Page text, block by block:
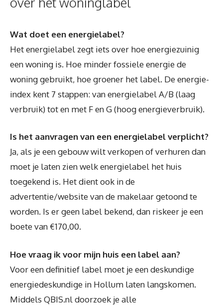
Wat doet een energielabel?
Het energielabel zegt iets over hoe energiezuinig
een woning is. Hoe minder fossiele energie de
woning gebruikt, hoe groener het label. De energie-
index kent 7 stappen: van energielabel A/B (laag
verbruik) tot en met F en G (hoog energieverbruik).
Is het aanvragen van een energielabel verplicht?
Ja, als je een gebouw wilt verkopen of verhuren dan
moet je laten zien welk energielabel het huis
toegekend is. Het dient ook in de
advertentie/website van de makelaar getoond te
worden. Is er geen label bekend, dan riskeer je een
boete van €170,00.
Hoe vraag ik voor mijn huis een label aan?
Voor een definitief label moet je een deskundige
energiedeskundige in Hollum laten langskomen.
Middels QBIS.nl doorzoek je alle